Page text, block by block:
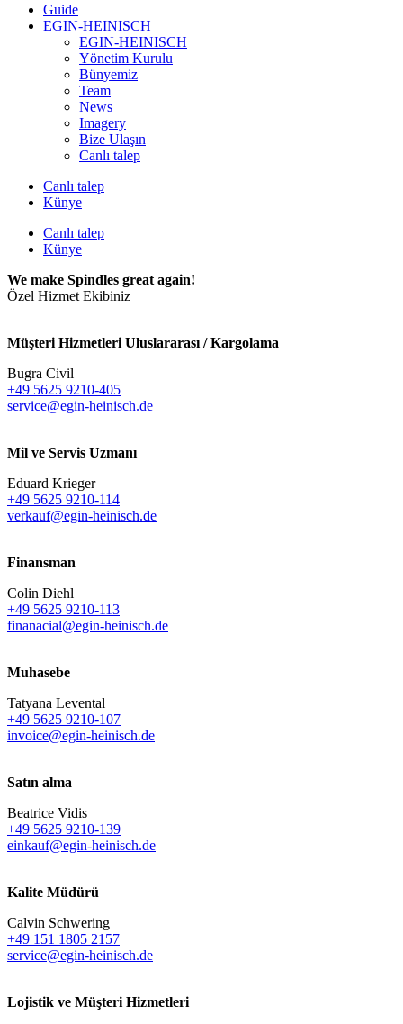
Guide
EGIN-HEINISCH
EGIN-HEINISCH
Yönetim Kurulu
Bünyemiz
Team
News
Imagery
Bize Ulaşın
Canlı talep
Canlı talep
Künye
Canlı talep
Künye
We make Spindles great again!
Özel Hizmet Ekibiniz
Müşteri Hizmetleri Uluslararası / Kargolama
Bugra Civil
+49 5625 9210-405
service@egin-heinisch.de
Mil ve Servis Uzmanı
Eduard Krieger
+49 5625 9210-114
verkauf@egin-heinisch.de
Finansman
Colin Diehl
+49 5625 9210-113
finanacial@egin-heinisch.de
Muhasebe
Tatyana Levental
+49 5625 9210-107
invoice@egin-heinisch.de
Satın alma
Beatrice Vidis
+49 5625 9210-139
einkauf@egin-heinisch.de
Kalite Müdürü
Calvin Schwering
+49 151 1805 2157
service@egin-heinisch.de
Lojistik ve Müşteri Hizmetleri